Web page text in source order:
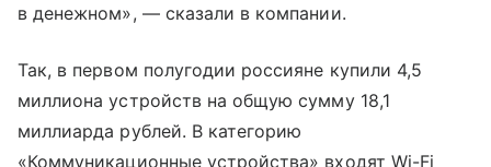
в денежном», — сказали в компании.
Так, в первом полугодии россияне купили 4,5
миллиона устройств на общую сумму 18,1
миллиарда рублей. В категорию
«Коммуникационные устройства» входят Wi-Fi